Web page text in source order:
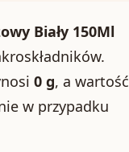
Biały 150Ml
0 g, a wartość
w przypadku